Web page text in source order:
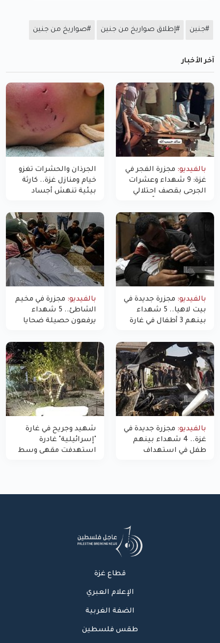
#جنين #إطلاق صواريخ من جنين #صواريخ من جنين
آخر الأخبار
بالفيديو: مجزرة الفجر في
غزة: 9 شهداء وعشرات
الجرحى بقصف احتلالي
الجرذان والحشرات تغزو
خيام ومنازل غزة.. كارثة
بيئية تنهش أجساد
بالفيديو: مجزرة جديدة في
بيت لاهيا.. 5 شهداء
بينهم 3 أطفال في غارة
غزة
بالفيديو: مجزرة في مخيم
الشاطئ.. 5 شهداء
يرفعون حصيلة ضحايا
بالفيديو: مجزرة جديدة في
غزة.. 4 شهداء بينهم
طفل في استهداف
شهيد وجريح في غارة
"إسرائيلية" غادرة
استهدفت مقهى وسط
قطاع غزة
الإعلام العبري
الضفة الغربية
طقس فلسطين